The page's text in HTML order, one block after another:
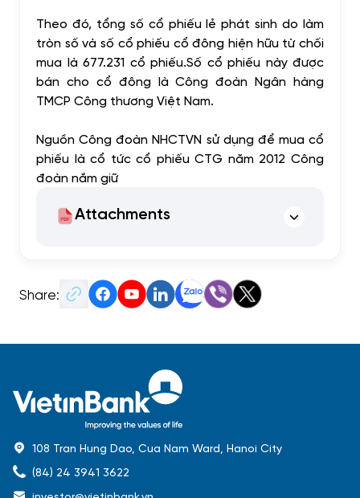
Theo đó, tổng số cổ phiếu lẻ phát sinh do làm
tròn số và số cổ phiếu cổ đông hiện hữu từ chối
mua là 677.231 cổ phiếu.Số cổ phiếu này được
bán cho cổ đông là Công đoàn Ngân hàng
TMCP Công thương Việt Nam.
Nguồn Công đoàn NHCTVN sử dụng để mua cổ
phiếu là cổ tức cổ phiếu CTG năm 2012 Công
đoàn nắm giữ
Attachments
Share:
108 Tran Hung Dao, Cua Nam Ward, Hanoi City
(84) 24 3941 3622